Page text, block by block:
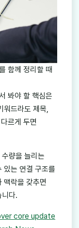
함께 정리할 때
봐야 할 핵심은
워드라도 제목,
르게 두면
량을 늘리는
있는 연결 구조를
맥락을 갖추면
다.
core update